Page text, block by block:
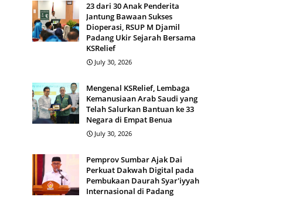
23 dari 30 Anak Penderita
Jantung Bawaan Sukses
Dioperasi, RSUP M Djamil
Padang Ukir Sejarah Bersama
KSRelief
July 30, 2026
Mengenal KSRelief, Lembaga
Kemanusiaan Arab Saudi yang
Telah Salurkan Bantuan ke 33
Negara di Empat Benua
July 30, 2026
Pemprov Sumbar Ajak Dai
Perkuat Dakwah Digital pada
Pembukaan Daurah Syar'iyyah
Internasional di Padang